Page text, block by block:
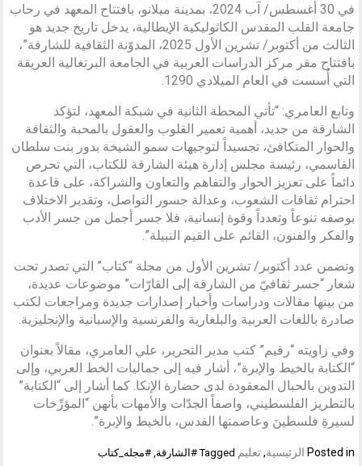
في 30 أغسطس/ آب 2024، بمدينة ميلانو، بافتتاح المعهد في رحاب
جامعة القلب المقدس الكاثوليكية الإيطالية، يدخل تاريخ جديد هو
الثالث من أكتوبر/ تشرين الأول 2025، المدوّنة الثقافية للشارقة”،
بافتتاح مقر مركز الدراسات العربية في الجامعة البرتغالية العريقة
التي أُسست في العام الميلادي 1290.
وتابع العامري: “تأتي المحطة الثانية في شبكة المعهد، لتؤكد
الشارقة من جديد، أهمية تعمير القلوب والعقول بالمحبة والثقافة
والحوار المتكافئ، تجسيداً لتوجيهات سمو الشيخة بدور بنت سلطان
القاسمي، رئيسة مجلس إدارة هيئة الشارقة للكتاب، التي تحرص
دائماً على تعزيز الحوار والتفاهم والتعاون والشراكة، على قاعدة
احترام ثقافات الشعوب، وعدالة جسور التواصل، وتقدير الاختلاف
بوصفه تنوعاً وتعدداً وقوة إنسانية، فلا جسر أجمل من جسر الأدب
والفكر والفنون، القائم على القيم النبيلة”.
وتضمن عدد أكتوبر/ تشرين الأول من مجلة “كتاب” التي تصدر تحت
شعار “جسر ثقافيّ من الشارقة إلى القارّات” موضوعات عديدة،
من بينها مقالات ودراسات وأخبار إصدارات جديدة ومراجعات لكتب
صادرة باللغات العربية والبلغارية والفرنسية والإسبانية والإنجليزية.
وفي زاويته “رقيم” كتب مدير التحرير، علي العامري، مقالاً بعنوان
“الكتابة بالخيط والإبرة”، أشار فيه إلى جماليات الخط العربي، وإلى
التدوين بالحبال المعقودة لدى حضارة الإنكا. كما أشار إلى “الكتابة”
بالتطريز الفلسطيني، واصفاً الجدّات والأمهات بأنهن “المؤرِّخات
لسيرةِ فلسطينَ وعاصمتها القدس، بالخيط والإبرة”.
Posted in الرئيسية,تعليم Tagged #الشارقة,#مجله_كتاب